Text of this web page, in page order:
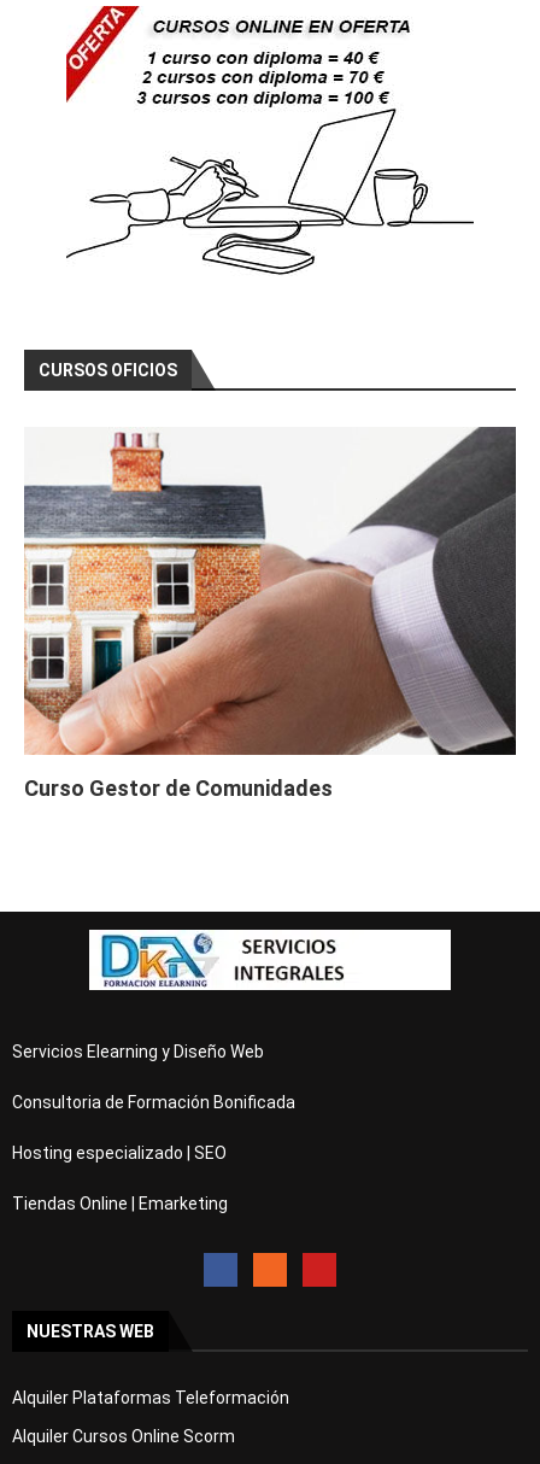
CURSOS OFICIOS
Curso Gestor de Comunidades
Servicios Elearning y Diseño Web
Consultoria de Formación Bonificada
Hosting especializado | SEO
Tiendas Online | Emarketing
NUESTRAS WEB
Alquiler Plataformas Teleformación
Alquiler Cursos Online Scorm